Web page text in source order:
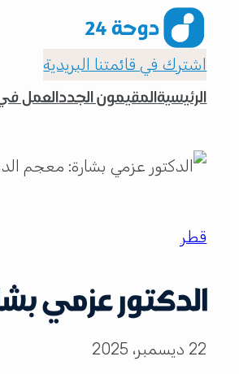
اشترك في قائمتنا البريدية
الرئيسيةالمقيمون الجددالعمل
قطر
الدكتور عزمي
22 ديسمبر، 2025